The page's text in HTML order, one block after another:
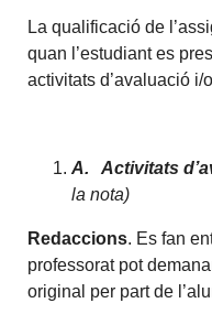
La qualificació de
quan l’estudiant es
activitats d’avaluació i/
A.Activitats
la nota)
Redaccions. Es fan
professorat pot
original per part de